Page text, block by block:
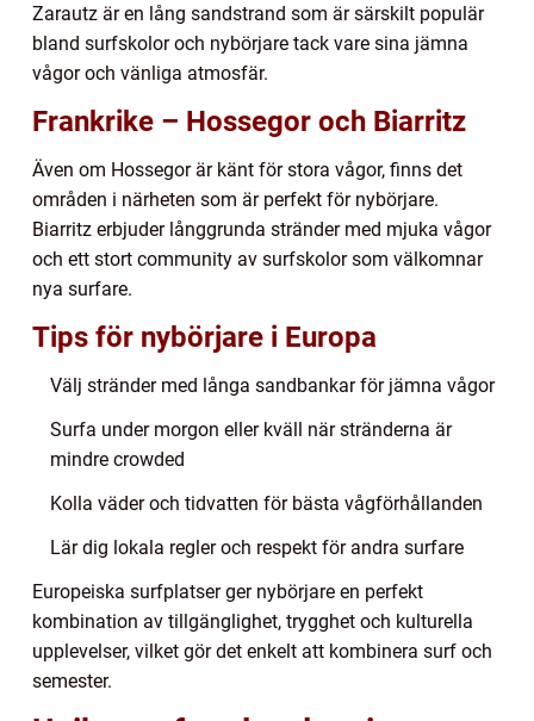
Zarautz är en lång sandstrand som är särskilt populär
bland surfskolor och nybörjare tack vare sina jämna
vågor och vänliga atmosfär.
Frankrike – Hossegor och Biarritz
Även om Hossegor är känt för stora vågor, finns det
områden i närheten som är perfekt för nybörjare.
Biarritz erbjuder långgrunda stränder med mjuka vågor
och ett stort community av surfskolor som välkomnar
nya surfare.
Tips för nybörjare i Europa
Välj stränder med långa sandbankar för jämna vågor
Surfa under morgon eller kväll när stränderna är
mindre crowded
Kolla väder och tidvatten för bästa vågförhållanden
Lär dig lokala regler och respekt för andra surfare
Europeiska surfplatser ger nybörjare en perfekt
kombination av tillgänglighet, trygghet och kulturella
upplevelser, vilket gör det enkelt att kombinera surf och
semester.